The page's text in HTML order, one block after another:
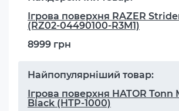
Ігрова поверхня RAZER
(RZ02-04490100-R3M1)
8999 грн
Найпопулярніший товар:
Ігрова поверхня HATOR Tonn
Black (HTP-1000)